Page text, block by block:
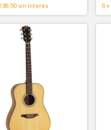
sin interés 6x